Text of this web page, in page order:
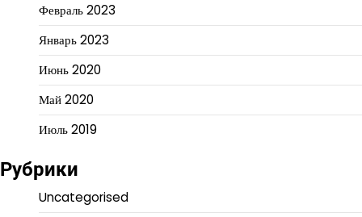
Февраль 2023
Январь 2023
Июнь 2020
Май 2020
Июль 2019
Рубрики
Uncategorised